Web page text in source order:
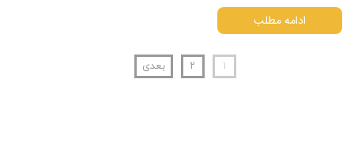
ادامه مطلب
۱ ۲ بعدی